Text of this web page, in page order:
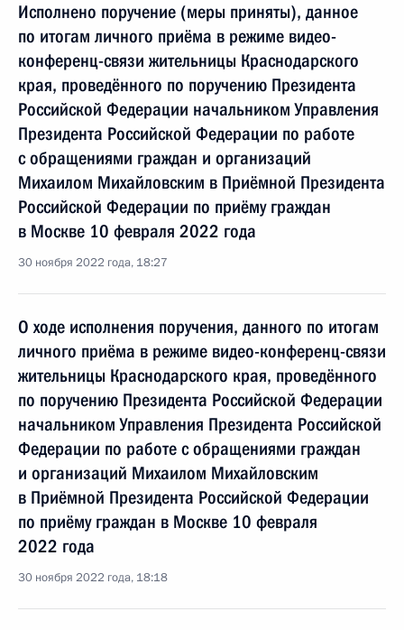
Исполнено поручение (меры приняты), данное
по итогам личного приёма в режиме видео-
конференц-связи жительницы Краснодарского
края, проведённого по поручению Президента
Российской Федерации начальником Управления
Президента Российской Федерации по работе
с обращениями граждан и организаций
Михаилом Михайловским в Приёмной Президента
Российской Федерации по приёму граждан
в Москве 10 февраля 2022 года
30 ноября 2022 года, 18:27
О ходе исполнения поручения, данного по итогам
личного приёма в режиме видео-конференц-связи
жительницы Краснодарского края, проведённого
по поручению Президента Российской Федерации
начальником Управления Президента Российской
Федерации по работе с обращениями граждан
и организаций Михаилом Михайловским
в Приёмной Президента Российской Федерации
по приёму граждан в Москве 10 февраля
2022 года
30 ноября 2022 года, 18:18